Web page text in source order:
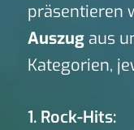
präsentieren
Auszugaus
Kategorien,
1. Rock-Hits: